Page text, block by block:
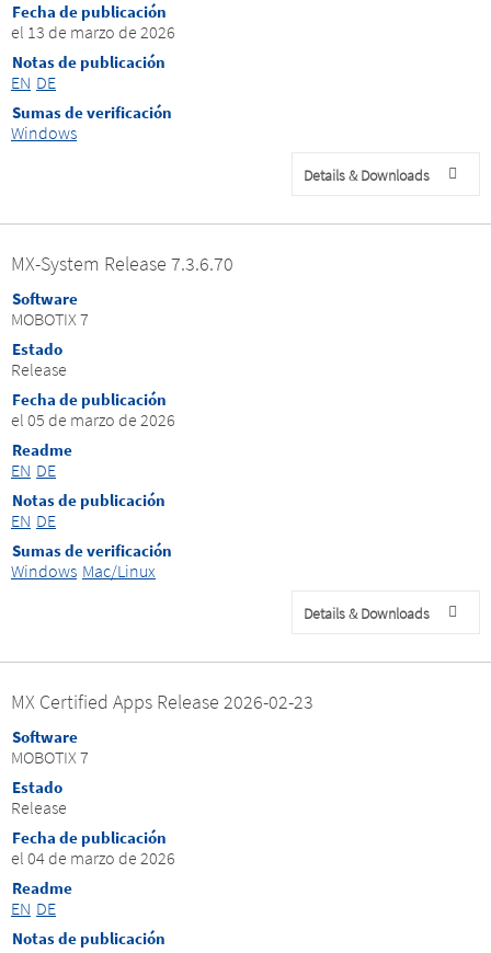
Fecha de publicación
el 13 de marzo de 2026
Notas de publicación
EN DE
Sumas de verificación
Windows
Details & Downloads
MX-System Release 7.3.6.70
Software
MOBOTIX 7
Estado
Release
Fecha de publicación
el 05 de marzo de 2026
Readme
EN DE
Notas de publicación
EN DE
Sumas de verificación
Windows Mac/Linux
Details & Downloads
MX Certified Apps Release 2026-02-23
Software
MOBOTIX 7
Estado
Release
Fecha de publicación
el 04 de marzo de 2026
Readme
EN DE
Notas de publicación